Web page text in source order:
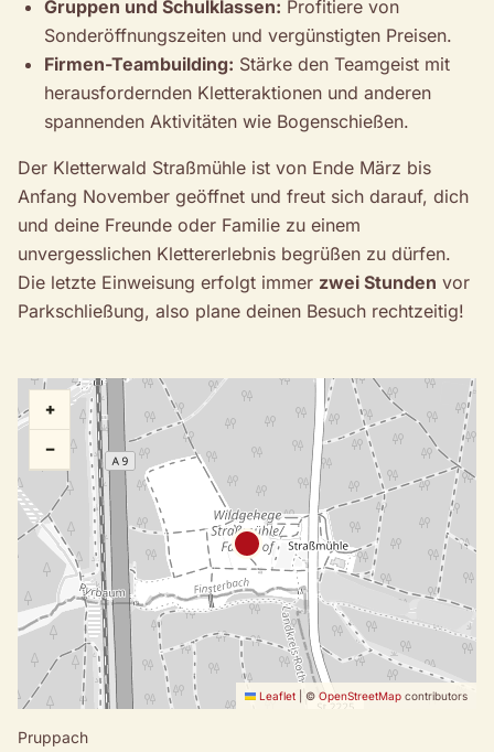
Gruppen und Schulklassen: Profitiere von
Sonderöffnungszeiten und vergünstigten Preisen.
Firmen-Teambuilding: Stärke den Teamgeist mit
herausfordernden Kletteraktionen und anderen
spannenden Aktivitäten wie Bogenschießen.
Der Kletterwald Straßmühle ist von Ende März bis
Anfang November geöffnet und freut sich darauf, dich
und deine Freunde oder Familie zu einem
unvergesslichen Klettererlebnis begrüßen zu dürfen.
Die letzte Einweisung erfolgt immer zwei Stunden vor
Parkschließung, also plane deinen Besuch rechtzeitig!
+
−
Leaflet © OpenStreetMap contributors
Pruppach